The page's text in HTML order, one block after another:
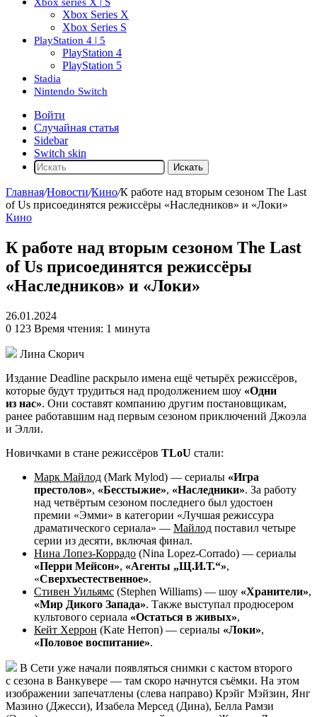
Xbox Series X
Xbox Series S
PlayStation 4 | 5
PlayStation 4
PlayStation 5
Stadia
Nintendo Switch
Войти
Случайная статья
Sidebar
Switch skin
Искать
Главная/Новости/Кино/К работе над вторым сезоном The Last
of Us присоединятся режиссёры «Наследников» и «Локи»
Кино
К работе над вторым сезоном The Last
of Us присоединятся режиссёры
«Наследников» и «Локи»
26.01.2024
0 123 Время чтения: 1 минута
Лина Скорич
Издание Deadline раскрыло имена ещё четырёх режиссёров,
которые будут трудиться над продолжением шоу «Одни
из нас». Они составят компанию другим постановщикам,
ранее работавшим над первым сезоном приключений Джоэла
и Элли.
Новичками в стане режиссёров TLoU стали:
Марк Майлод (Mark Mylod) — сериалы «Игра
престолов», «Бесстыжие», «Наследники». За работу
над четвёртым сезоном последнего был удостоен
премии «Эмми» в категории «Лучшая режиссура
драматического сериала» — Майлод поставил четыре
серии из десяти, включая финал.
Нина Лопез-Коррадо (Nina Lopez-Corrado) — сериалы
«Перри Мейсон», «Агенты „Щ.И.Т.“»,
«Сверхъестественное».
Стивен Уильямс (Stephen Williams) — шоу «Хранители»,
«Мир Дикого Запада». Также выступал продюсером
культового сериала «Остаться в живых»,
Кейт Херрон (Kate Herron) — сериалы «Локи»,
«Половое воспитание».
В Сети уже начали появляться снимки с кастом второго
с сезона в Ванкувере — там скоро начнутся съёмки. На этом
изображении запечатлены (слева направо) Крэйг Мэйзин, Янг
Мазино (Джесси), Изабела Мерсед (Дина), Белла Рамзи